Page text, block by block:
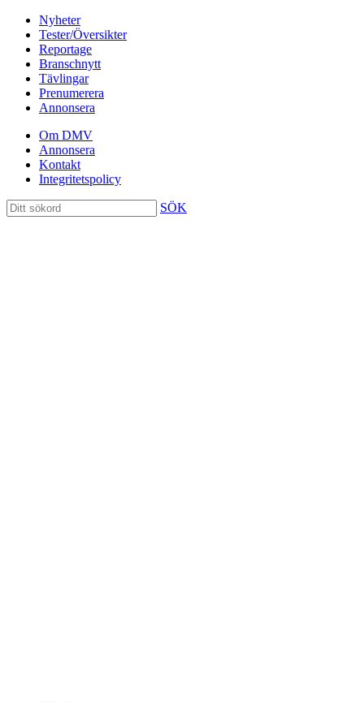
Nyheter
Tester/Översikter
Reportage
Branschnytt
Tävlingar
Prenumerera
Annonsera
Om DMV
Annonsera
Kontakt
Integritetspolicy
SÖK